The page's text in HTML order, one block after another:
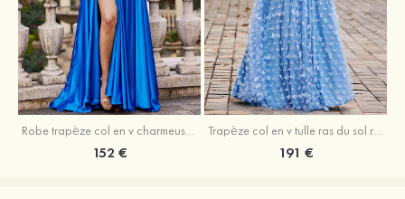
Robe trapèze col en v charmeuse traîne balayage robe de bal
152 €
Trapèze col en v tulle ras du sol robe de bal avec papillon
191 €